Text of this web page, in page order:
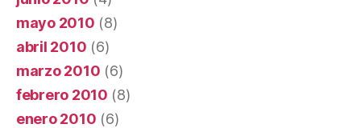
mayo 2010 (8)
abril 2010 (6)
marzo 2010 (6)
febrero 2010 (8)
enero 2010 (6)